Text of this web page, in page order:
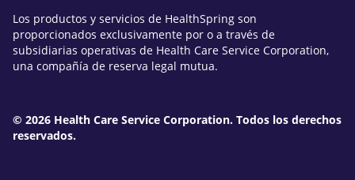
Los productos y servicios de HealthSpring son
proporcionados exclusivamente por o a través de
subsidiarias operativas de Health Care Service Corporation,
una compañía de reserva legal mutua.
© 2026 Health Care Service Corporation. Todos los derechos
reservados.